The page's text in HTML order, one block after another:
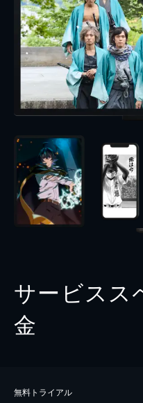
サービスス
金
無料トライアル